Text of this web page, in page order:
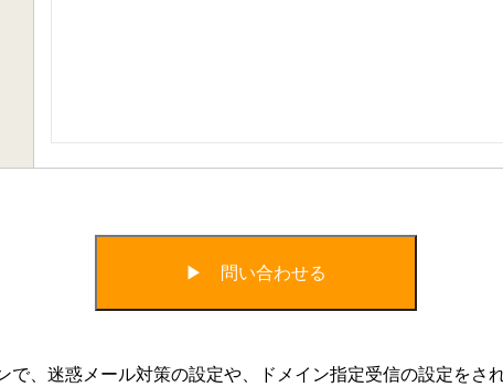
、迷惑メール対策の設定や、ドメイン指定受信の設定をさ